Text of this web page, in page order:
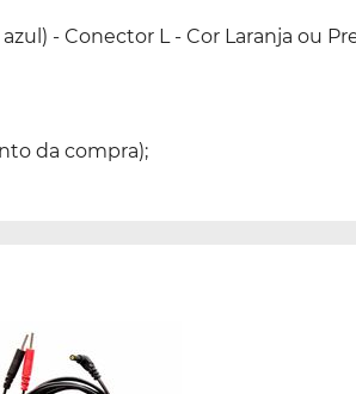
- Conector L - Cor Laranja ou
da compra);